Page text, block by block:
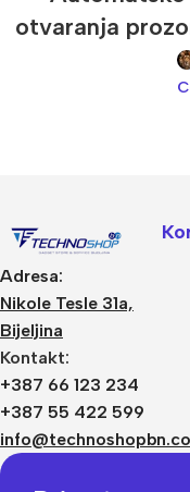
otvaranja
Adresa:
Nikole Tesle 31a,
Bijeljina
Kontakt:
+387 66 123 234
+387 55 422 599